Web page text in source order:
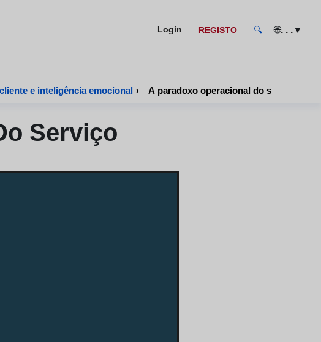
Login REGISTO 🔍 🌐. . .▼
e inteligência emocional › A paradoxo operacional do serviço
Serviço